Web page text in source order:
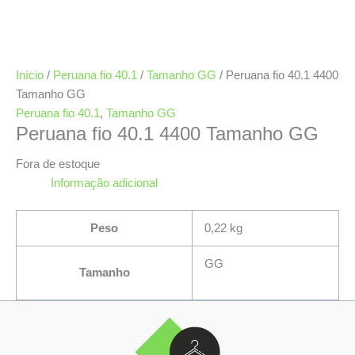
Início / Peruana fio 40.1 / Tamanho GG / Peruana fio 40.1 4400
Tamanho GG
Peruana fio 40.1 , Tamanho GG
Peruana fio 40.1 4400 Tamanho GG
Fora de estoque
Informação adicional
Peso 0,22 kg
Tamanho
GG